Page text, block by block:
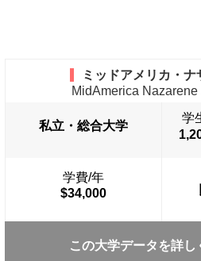
ミッドアメリカ・ナ
MidAmerica
私立・総合大学
学
学費/年
$34,000
この大学データを詳